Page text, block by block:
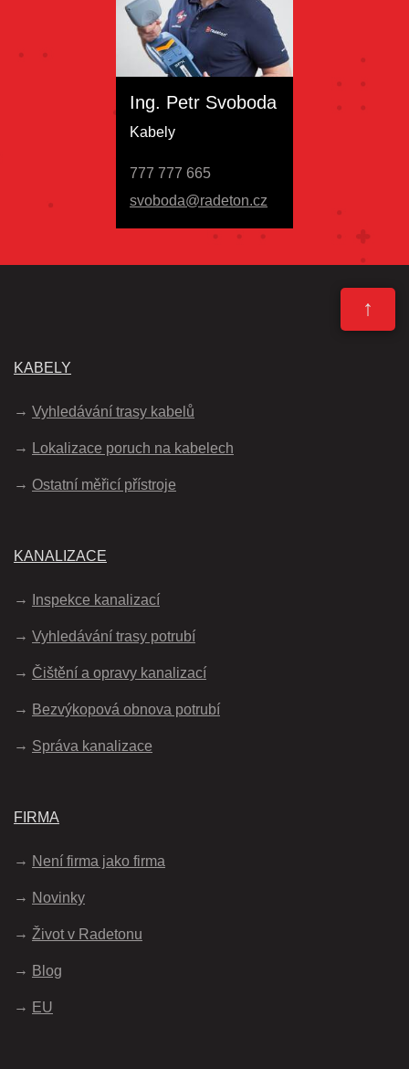
Ing. Petr Svoboda
Kabely
777 777 665
svoboda@radeton.cz
↑
KABELY
Vyhledávání trasy kabelů
Lokalizace poruch na kabelech
Ostatní měřicí přístroje
KANALIZACE
Inspekce kanalizací
Vyhledávání trasy potrubí
Čištění a opravy kanalizací
Bezvýkopová obnova potrubí
Správa kanalizace
FIRMA
Není firma jako firma
Novinky
Život v Radetonu
Blog
EU